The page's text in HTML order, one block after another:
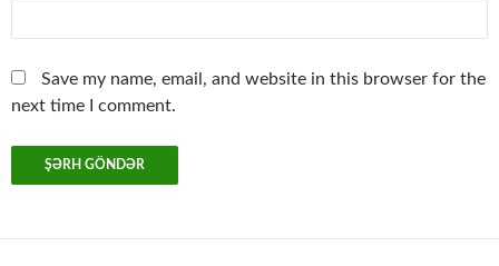
Save my name, email, and website in this browser for the
next time I comment.